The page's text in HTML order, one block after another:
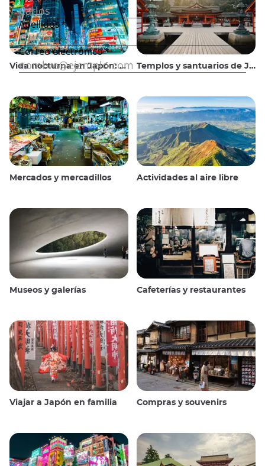
Vida nocturna en Japón: salir, ver y beber Templos y santuarios de Japón
Mercados y mercadillos Actividades al aire libre
Museos y galerías Cafeterías y restaurantes
Viajar a Japón en familia Compras y souvenirs